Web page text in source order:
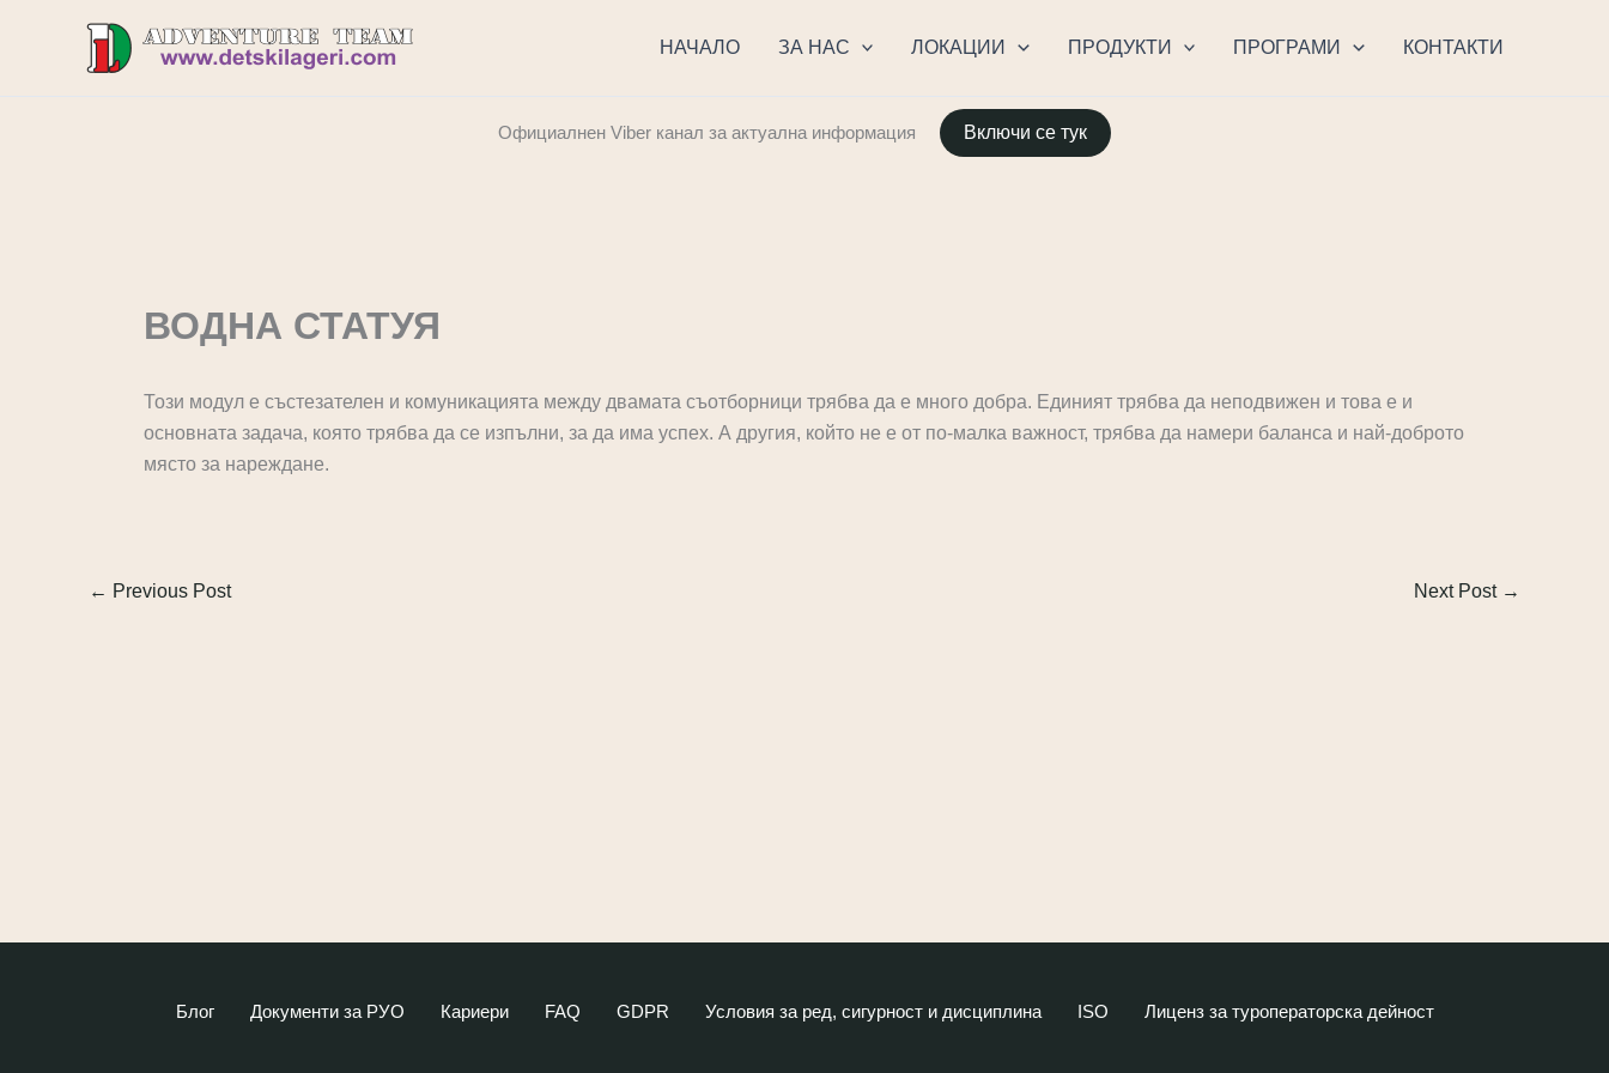
НАЧАЛО ЗА НАС ЛОКАЦИИ ПРОДУКТИ ПРОГРАМИ КОНТАКТИ
Oфициалнен Viber канал за актуална информация Включи се тук
ВОДНА СТАТУЯ
Този модул е състезателен и комуникацията между двамата съотборници трябва да е много добра. Единият трябва да неподвижен и това е и
основната задача, която трябва да се изпълни, за да има успех. А другия, който не е от по-малка важност, трябва да намери баланса и най-доброто
място за нареждане.
← Previous Post Next Post →
Блог Документи за РУО Кариери FAQ GDPR Условия за ред, сигурност и дисциплина ISO Лиценз за туроператорска дейност